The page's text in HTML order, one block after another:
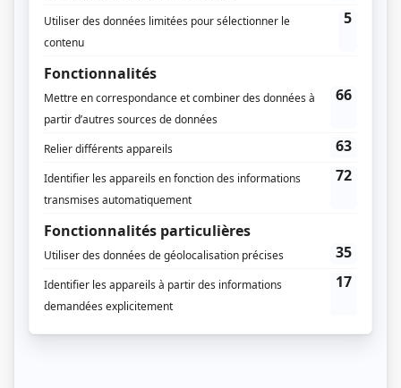
Consulter
Inspirée de la méthode d’enquête du même nom, la série suit une unité
spéciale qui organise des coups montés dans le but d’obtenir des aveux
de suspects de crimes graves. Par le biais de mises en scène
sophistiquées, les agents doubles de cette escouade hors norme usent
de stratagèmes et de subte...
Consulter
Détective Surprenant